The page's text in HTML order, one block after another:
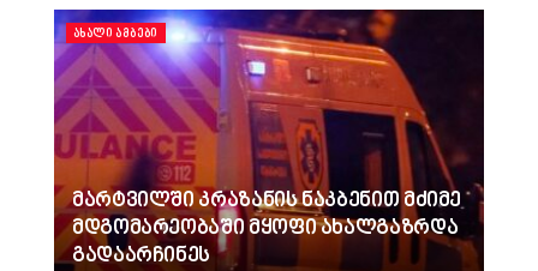
ᲐᲮᲐᲚᲘ ᲐᲛᲑᲔᲑᲘ
მარტვილში კრაზანის ნაკბენით მძიმე
მდგომარეობაში მყოფი ახალგაზრდა
გადაარჩინეს